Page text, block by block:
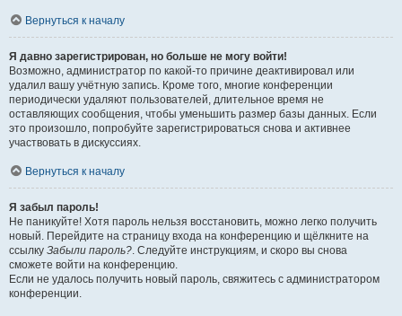
Вернуться к началу
Я давно зарегистрирован, но больше не могу войти!
Возможно, администратор по какой-то причине деактивировал или
удалил вашу учётную запись. Кроме того, многие конференции
периодически удаляют пользователей, длительное время не
оставляющих сообщения, чтобы уменьшить размер базы данных. Если
это произошло, попробуйте зарегистрироваться снова и активнее
участвовать в дискуссиях.
Вернуться к началу
Я забыл пароль!
Не паникуйте! Хотя пароль нельзя восстановить, можно легко получить
новый. Перейдите на страницу входа на конференцию и щёлкните на
ссылку Забыли пароль?. Следуйте инструкциям, и скоро вы снова
сможете войти на конференцию.
Если не удалось получить новый пароль, свяжитесь с администратором
конференции.